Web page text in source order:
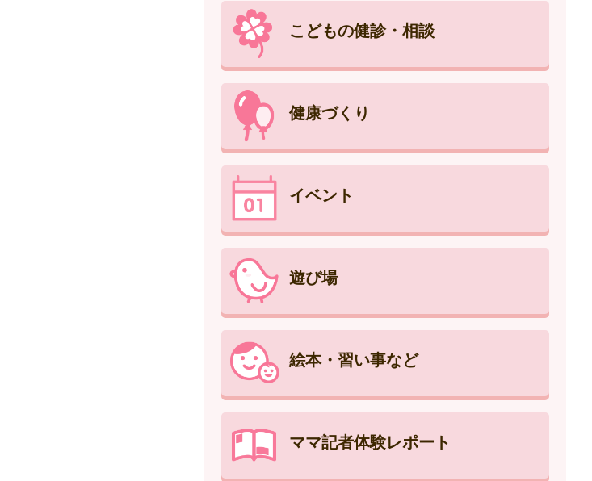
こどもの健診・相談
健康づくり
イベント
遊び場
絵本・習い事など
ママ記者体験レポート